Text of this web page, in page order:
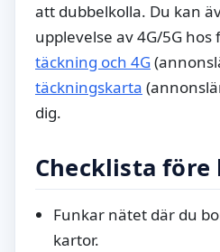
att dubbelkolla. Du kan
upplevelse av 4G/5G hos
täckning och 4G
täckningskarta
dig.
Checklista
Funkar nätet där du
kartor.